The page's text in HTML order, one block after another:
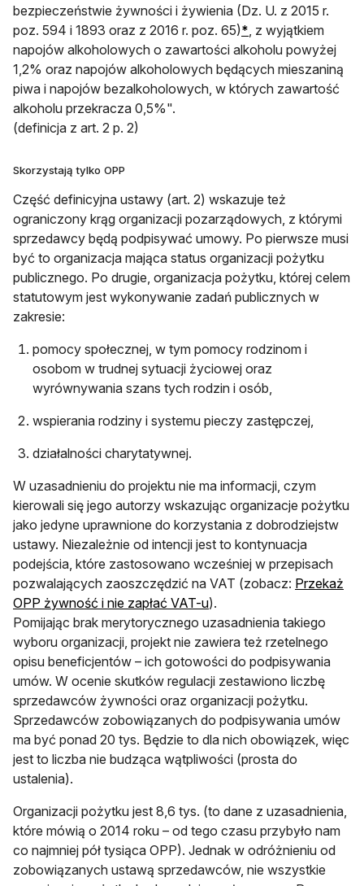
bezpieczeństwie żywności i żywienia (Dz. U. z 2015 r.
poz. 594 i 1893 oraz z 2016 r. poz. 65)* , z wyjątkiem
napojów alkoholowych o zawartości alkoholu powyżej
1,2% oraz napojów alkoholowych będących mieszaniną
piwa i napojów bezalkoholowych, w których zawartość
alkoholu przekracza 0,5%".
(definicja z art. 2 p. 2)
Skorzystają tylko OPP
Część definicyjna ustawy (art. 2) wskazuje też
ograniczony krąg organizacji pozarządowych, z którymi
sprzedawcy będą podpisywać umowy. Po pierwsze musi
być to organizacja mająca status organizacji pożytku
publicznego. Po drugie, organizacja pożytku, której celem
statutowym jest wykonywanie zadań publicznych w
zakresie:
pomocy społecznej, w tym pomocy rodzinom i
osobom w trudnej sytuacji życiowej oraz
wyrównywania szans tych rodzin i osób,
wspierania rodziny i systemu pieczy zastępczej,
działalności charytatywnej.
W uzasadnieniu do projektu nie ma informacji, czym
kierowali się jego autorzy wskazując organizacje pożytku
jako jedyne uprawnione do korzystania z dobrodziejstw
ustawy. Niezależnie od intencji jest to kontynuacja
podejścia, które zastosowano wcześniej w przepisach
pozwalających zaoszczędzić na VAT (zobacz: Przekaż
OPP żywność i nie zapłać VAT-uotwiera się w nowej karcie
).
Pomijając brak merytorycznego uzasadnienia takiego
wyboru organizacji, projekt nie zawiera też rzetelnego
opisu beneficjentów – ich gotowości do podpisywania
umów. W ocenie skutków regulacji zestawiono liczbę
sprzedawców żywności oraz organizacji pożytku.
Sprzedawców zobowiązanych do podpisywania umów
ma być ponad 20 tys. Będzie to dla nich obowiązek, więc
jest to liczba nie budząca wątpliwości (prosta do
ustalenia).
Organizacji pożytku jest 8,6 tys. (to dane z uzasadnienia,
które mówią o 2014 roku – od tego czasu przybyło nam
co najmniej pół tysiąca OPP). Jednak w odróżnieniu od
zobowiązanych ustawą sprzedawców, nie wszystkie